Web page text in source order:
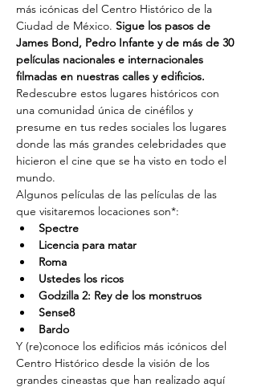
más icónicas del Centro Histórico de la
Ciudad de México. Sigue los pasos de
James Bond, Pedro Infante y de más de 30
películas nacionales e internacionales
filmadas en nuestras calles y edificios.
Redescubre estos lugares históricos con
una comunidad única de cinéfilos y
presume en tus redes sociales los lugares
donde las más grandes celebridades que
hicieron el cine que se ha visto en todo el
mundo.
Algunos películas de las películas de las
que visitaremos locaciones son*:
Spectre
Licencia para matar
Roma
Ustedes los ricos
Godzilla 2: Rey de los monstruos
Sense8
Bardo
Y (re)conoce los edificios más icónicos del
Centro Histórico desde la visión de los
grandes cineastas que han realizado aquí